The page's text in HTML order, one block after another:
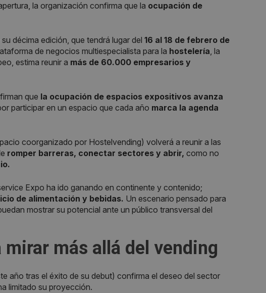
la organización confirma que la ocupación de
décima edición, que tendrá lugar del 16 al 18 de febrero de
de negocios multiespecialista para la hostelería, la
estima reunir a más de 60.000 empresarios y
que la ocupación de espacios expositivos avanza
participar en un espacio que cada año marca la agenda
coorganizado por Hostelvending) volverá a reunir a las
romper barreras, conectar sectores y abrir, como no
Expo ha ido ganando en continente y contenido;
de alimentación y bebidas. Un escenario pensado para
mostrar su potencial ante un público transversal del
más allá del vending
año tras el éxito de su debut) confirma el deseo del sector
limitado su proyección.